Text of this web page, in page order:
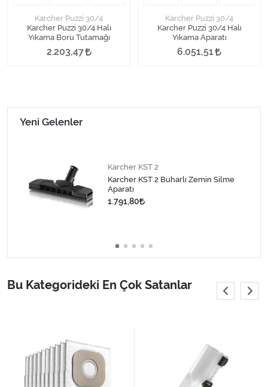
Karcher Puzzi 30/4
Karcher Puzzi 30/4 Halı
Yıkama Boru Tutamağı
2.203,47
Karcher Puzzi 30/4
Karcher Puzzi 30/4 Halı
Yıkama Aparatı
6.051,51
Yeni Gelenler
Karcher KST 2
Karcher KST 2 Buharlı Zemin Silme
Aparatı
1.791,80
Bu Kategorideki En Çok Satanlar